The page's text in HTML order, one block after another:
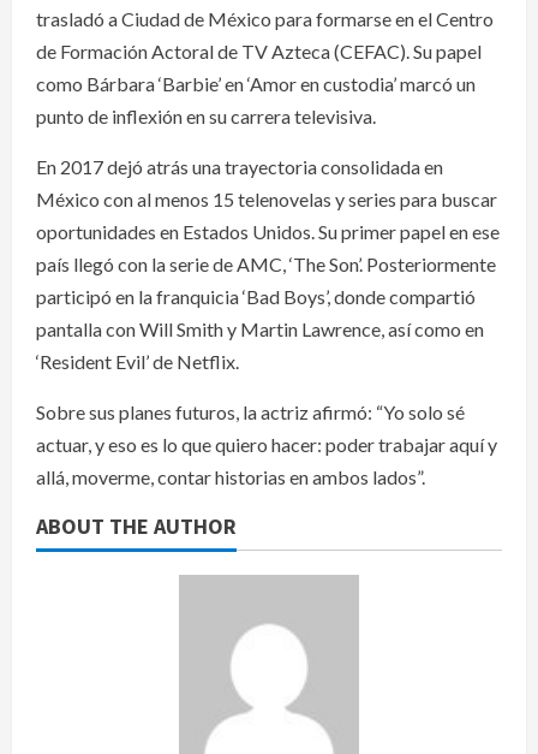
trasladó a Ciudad de México para formarse en el Centro
de Formación Actoral de TV Azteca (CEFAC). Su papel
como Bárbara ‘Barbie’ en ‘Amor en custodia’ marcó un
punto de inflexión en su carrera televisiva.
En 2017 dejó atrás una trayectoria consolidada en
México con al menos 15 telenovelas y series para buscar
oportunidades en Estados Unidos. Su primer papel en ese
país llegó con la serie de AMC, ‘The Son’. Posteriormente
participó en la franquicia ‘Bad Boys’, donde compartió
pantalla con Will Smith y Martin Lawrence, así como en
‘Resident Evil’ de Netflix.
Sobre sus planes futuros, la actriz afirmó: “Yo solo sé
actuar, y eso es lo que quiero hacer: poder trabajar aquí y
allá, moverme, contar historias en ambos lados”.
ABOUT THE AUTHOR